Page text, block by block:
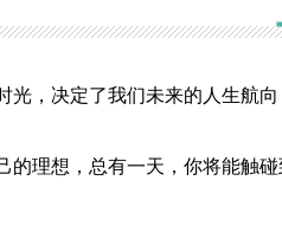
光，决定了我们未来的人生航向
的理想，总有一天，你将能触碰